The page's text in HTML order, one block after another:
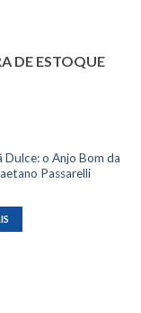
DE ESTOQUE
Dulce: o Anjo Bom da
Passarelli